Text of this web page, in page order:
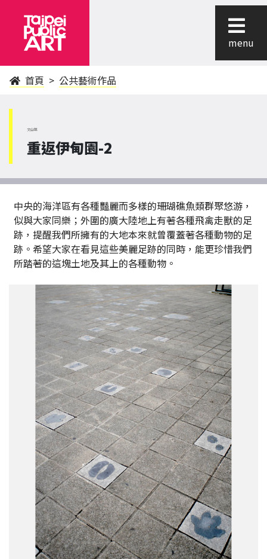
menu
首頁 公共藝術作品
文山區
重返伊甸園-2
中央的海洋區有各種豔麗而多樣的珊瑚礁魚類群聚悠游，
似與大家同樂；外圍的廣大陸地上有著各種飛禽走獸的足
跡，提醒我們所擁有的大地本來就曾覆蓋著各種動物的足
跡。希望大家在看見這些美麗足跡的同時，能更珍惜我們
所踏著的這塊土地及其上的各種動物。